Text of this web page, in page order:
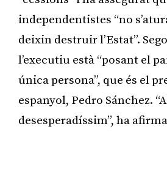
independentistes “no
deixin destruir l’Estat”.
l’executiu està “posant el
única persona”, que és el
espanyol, Pedro Sánchez.
desesperadíssim”, ha